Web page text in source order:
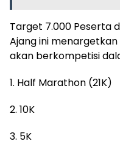
Target 7.000 Peserta
Ajang ini
akan berkompetisi
1. Half Marathon (21K)
2. 10K
3. 5K